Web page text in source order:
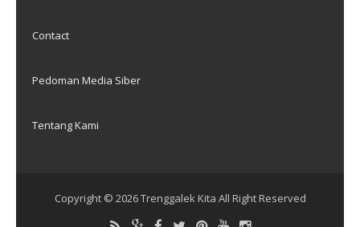
Contact
Pedoman Media Siber
Tentang Kami
Copyright © 2026Trenggalek Kita All Right Reserved